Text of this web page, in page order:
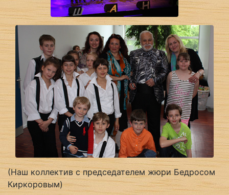
(Наш коллектив с председателем жюри Бедросом
Киркоровым)